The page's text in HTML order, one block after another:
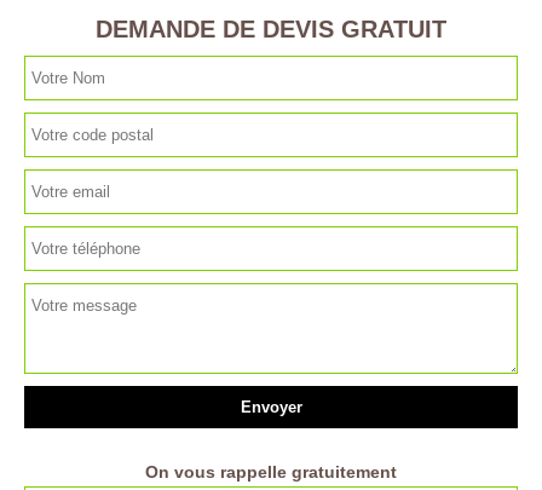
DEMANDE DE DEVIS GRATUIT
On vous rappelle gratuitement